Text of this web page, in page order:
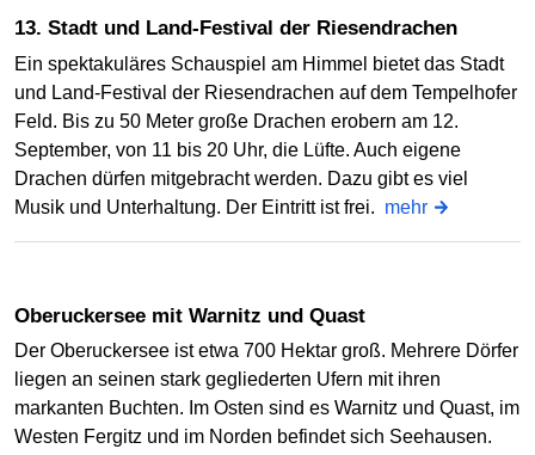
13. Stadt und Land-Festival der Riesendrachen
Ein spektakuläres Schauspiel am Himmel bietet das Stadt
und Land-Festival der Riesendrachen auf dem Tempelhofer
Feld. Bis zu 50 Meter große Drachen erobern am 12.
September, von 11 bis 20 Uhr, die Lüfte. Auch eigene
Drachen dürfen mitgebracht werden. Dazu gibt es viel
Musik und Unterhaltung. Der Eintritt ist frei. mehr
Oberuckersee mit Warnitz und Quast
Der Oberuckersee ist etwa 700 Hektar groß. Mehrere Dörfer
liegen an seinen stark gegliederten Ufern mit ihren
markanten Buchten. Im Osten sind es Warnitz und Quast, im
Westen Fergitz und im Norden befindet sich Seehausen.